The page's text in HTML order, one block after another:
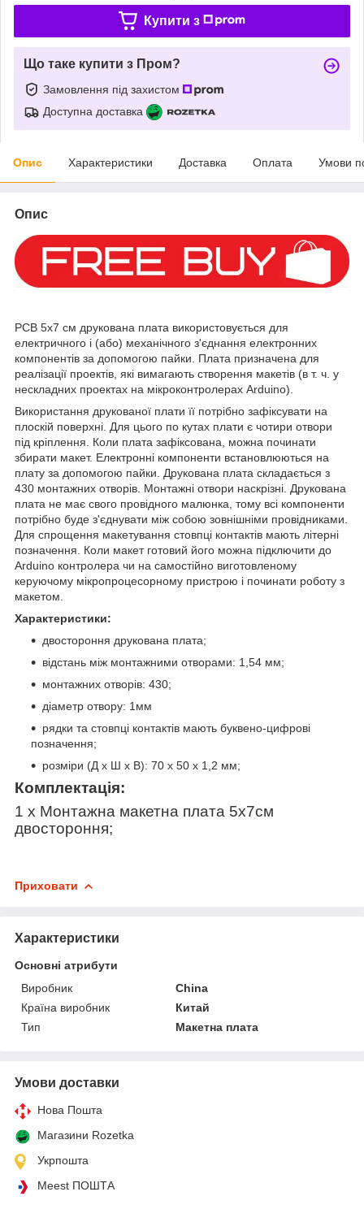
Купити з
Що таке купити з Пром?
Замовлення під захистом
Доступна доставка
Опис Характеристики Доставка Оплата Умови
Опис
PCB 5х7 см друкована плата використовується для
електричного і (або) механічного з'єднання електронних
компонентів за допомогою пайки. Плата призначена для
реалізації проектів, які вимагають створення макетів (в т. ч. у
нескладних проектах на мікроконтролерах Arduino).
Використання друкованої плати її потрібно зафіксувати на
плоскій поверхні. Для цього по кутах плати є чотири отвори
під кріплення. Коли плата зафіксована, можна починати
збирати макет. Електронні компоненти встановлюються на
плату за допомогою пайки. Друкована плата складається з
430 монтажних отворів. Монтажні отвори наскрізні. Друкована
плата не має свого провідного малюнка, тому всі компоненти
потрібно буде з'єднувати між собою зовнішніми провідниками.
Для спрощення макетування стовпці контактів мають літерні
позначення. Коли макет готовий його можна підключити до
Arduino контролера чи на самостійно виготовленому
керуючому мікропроцесорному пристрою і починати роботу з
макетом.
Характеристики:
двостороння друкована плата;
відстань між монтажними отворами: 1,54 мм;
монтажних отворів: 430;
діаметр отвору: 1мм
рядки та стовпці контактів мають буквено-цифрові
позначення;
розміри (Д х Ш х В): 70 х 50 х 1,2 мм;
Комплектація:
1 x Монтажна макетна плата 5х7см
двостороння;
Приховати
Характеристики
Основні атрибути
Виробник
China
Країна виробник
Китай
Тип
Макетна плата
Умови доставки
Нова Пошта
Магазини Rozetka
Укрпошта
Meest ПОШТА